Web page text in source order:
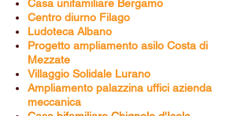
Casa unifamiliare Bergamo
Centro diurno Filago
Ludoteca Albano
Progetto ampliamento asilo Costa di
Mezzate
Villaggio Solidale Lurano
Ampliamento palazzina uffici azienda
meccanica